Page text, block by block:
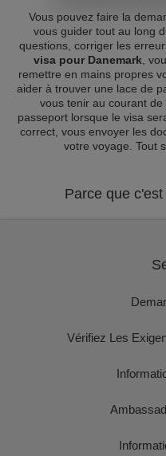
Vous pouvez faire la
vous guider tout au long
questions, corriger les
visa pour Danemark ,
remettre en mains propres
aider à trouver une lace de
vous tenir au courant
passeport lorsque le visa
correct, vous envoyer les
votre voyage. Tout
Parce que
Vérifiez Les